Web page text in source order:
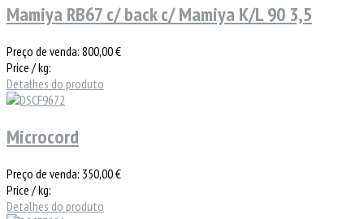
Mamiya RB67 c/ back c/ Mamiya K/L 90 3,5
Preço de venda: 800,00 €
Price / kg:
Detalhes do produto
Microcord
Preço de venda: 350,00 €
Price / kg:
Detalhes do produto